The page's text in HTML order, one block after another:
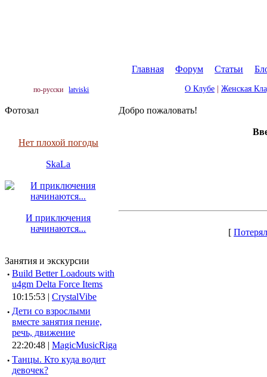
Главная Форум Статьи
по-русски latviski О Клубе Женская
Фотозал
Нет плохой погоды
SkaLa
И приключения
начинаются...
Занятия и экскурсии
· Build Better Loadouts with
u4gm Delta Force Items
10:15:53 | CrystalVibe
· Дети со взрослыми
вместе занятия пение,
речь, движение
22:20:48 | MagicMusicRiga
· Танцы. Кто куда водит
девочек?
Добро пожаловать!
[